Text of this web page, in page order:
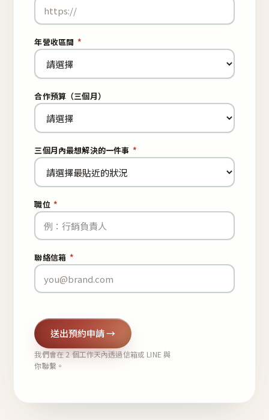
年營收區間 *
合作預算（三個月）
三個月內最想解決的一件事 *
職位 *
聯絡信箱 *
送出預約申請 →
我們會在 2 個工作天內透過信箱或 LINE 與
你聯繫。